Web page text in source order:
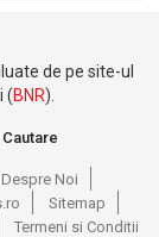
de pe site-ul
(BNR).
Cautare
Despre Noi
Sitemap
Termeni si Conditii